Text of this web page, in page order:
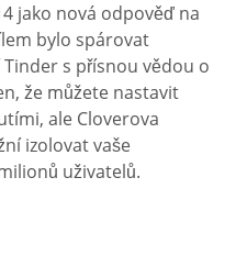
jako nová odpověď na
bylo spárovat
s přísnou vědou o
že můžete nastavit
ale Cloverova
izolovat vaše
uživatelů.